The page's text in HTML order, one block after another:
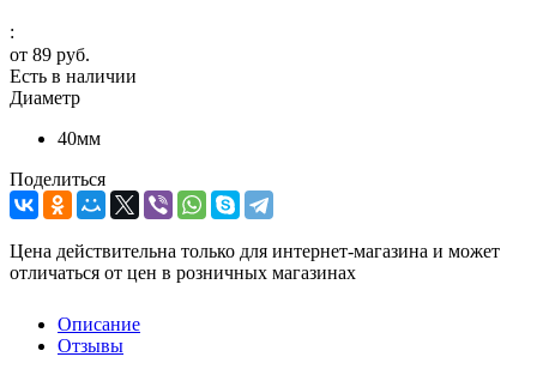
:
от 89 руб.
Есть в наличии
Диаметр
40мм
Поделиться
Цена действительна только для интернет-магазина и может
отличаться от цен в розничных магазинах
Описание
Отзывы